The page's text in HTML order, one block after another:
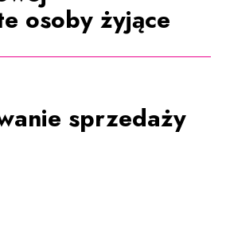
osoby żyjące
sprzedaży